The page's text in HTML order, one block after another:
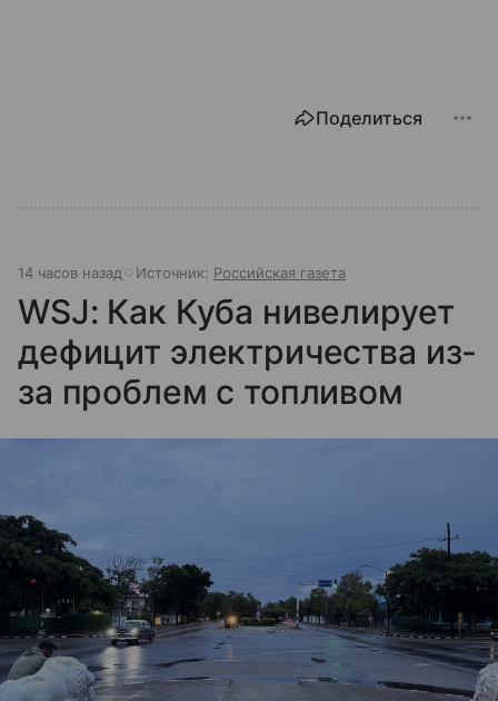
Поделиться
14 часов назад Источник: Российская газета
WSJ: Как Куба нивелирует
дефицит электричества из-
за проблем с топливом